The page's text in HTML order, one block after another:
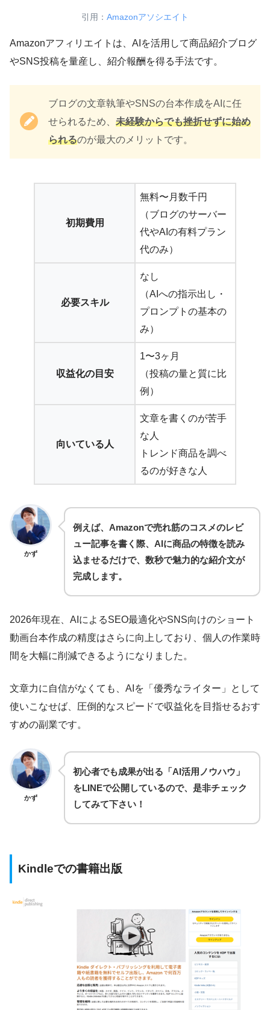
かず
かしてください！
引用： Amazonアソシエイト
Amazonアフィリエイトは、AIを活用して商品紹介ブログ
やSNS投稿を量産し、紹介報酬を得る手法です。
ブログの文章執筆やSNSの台本作成をAIに任
せられるため、 未経験からでも挫折せずに始め
られるのが最大のメリットです。
初期費用
無料〜月数千円
（ブログのサーバー
代やAIの有料プラン
代のみ）
必要スキル
なし
（AIへの指示出し・
プロンプトの基本の
み）
収益化の目安
1〜3ヶ月
（投稿の量と質に比
例）
向いている人
文章を書くのが苦手
な人
トレンド商品を調べ
るのが好きな人
かず
例えば、Amazonで売れ筋のコスメのレビ
ュー記事を書く際、AIに商品の特徴を読み
込ませるだけで、数秒で魅力的な紹介文が
完成します。
2026年現在、AIによるSEO最適化やSNS向けのショート
動画台本作成の精度はさらに向上しており、個人の作業時
間を大幅に削減できるようになりました。
文章力に自信がなくても、AIを「優秀なライター」として
使いこなせば、圧倒的なスピードで収益化を目指せるおす
すめの副業です。
かず
初心者でも成果が出る「AI活用ノウハウ」
をLINEで公開しているので、是非チェック
してみて下さい！
Kindleでの書籍出版